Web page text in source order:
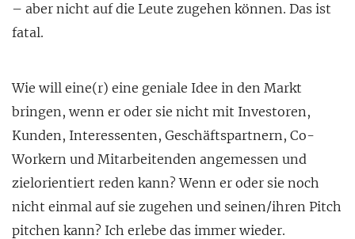
– aber nicht auf die Leute zugehen können. Das ist
fatal.
Wie will eine(r) eine geniale Idee in den Markt
bringen, wenn er oder sie nicht mit Investoren,
Kunden, Interessenten, Geschäftspartnern, Co-
Workern und Mitarbeitenden angemessen und
zielorientiert reden kann? Wenn er oder sie noch
nicht einmal auf sie zugehen und seinen/ihren Pitch
pitchen kann? Ich erlebe das immer wieder.